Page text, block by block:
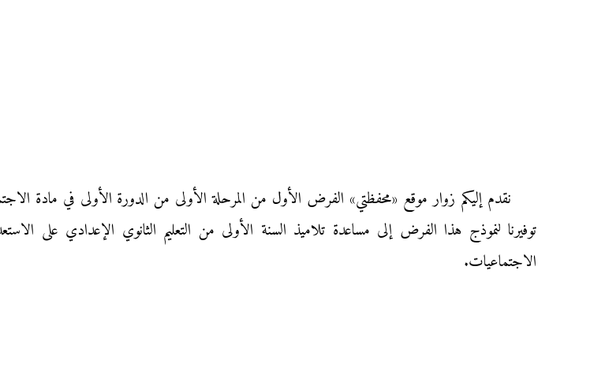
توفيرنا لنموذج هذا الفرض إلى مساعدة تلاميذ السنة الأولى من التعليم الثانوي الإعدادي على
الاجتماعيات.